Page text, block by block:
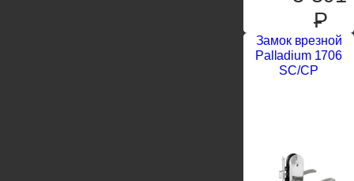
P
Замок врезной
Palladium 1706
SC/CP